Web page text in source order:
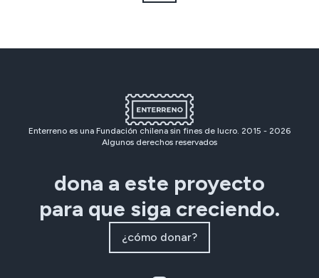
Enterreno es una Fundación chilena sin fines de lucro. 2015 - 2026
Algunos derechos reservados
dona a este proyecto
para que siga creciendo.
¿cómo donar?